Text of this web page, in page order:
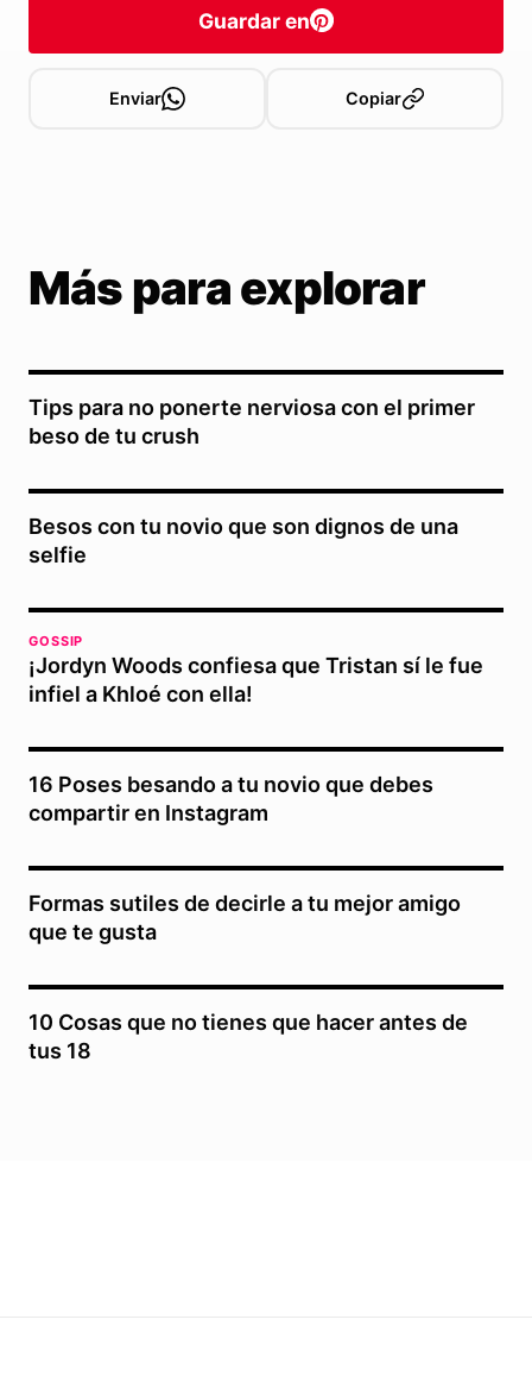
Guardar en
Enviar Copiar
Más para explorar
Tips para no ponerte nerviosa con el primer
beso de tu crush
Besos con tu novio que son dignos de una
selfie
GOSSIP
¡Jordyn Woods confiesa que Tristan sí le fue
infiel a Khloé con ella!
16 Poses besando a tu novio que debes
compartir en Instagram
Formas sutiles de decirle a tu mejor amigo
que te gusta
10 Cosas que no tienes que hacer antes de
tus 18